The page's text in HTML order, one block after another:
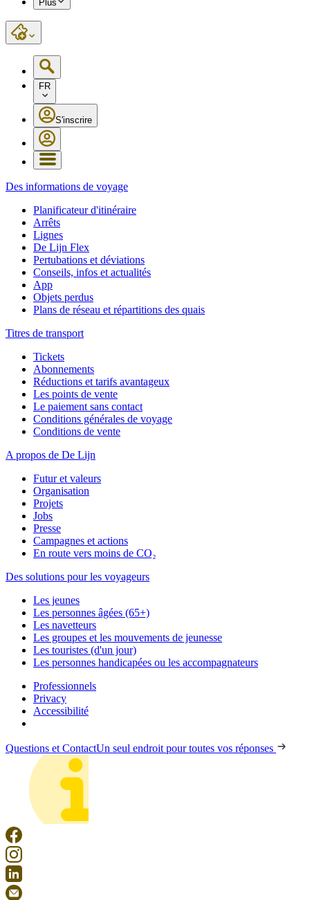
Plus
FR
S'inscrire
Des informations de voyage
Planificateur d'itinéraire
Arrêts
Lignes
De Lijn Flex
Pertubations et déviations
Conseils, infos et actualités
App
Objets perdus
Plans de réseau et répartitions des quais
Titres de transport
Tickets
Abonnements
Réductions et tarifs avantageux
Les points de vente
Le paiement sans contact
Conditions générales de voyage
Conditions de vente
A propos de De Lijn
Futur et valeurs
Organisation
Projets
Jobs
Presse
Campagnes et actions
En route vers moins de CO₂
Des solutions pour les voyageurs
Les jeunes
Les personnes âgées (65+)
Les navetteurs
Les groupes et les mouvements de jeunesse
Les touristes (d'un jour)
Les personnes handicapées ou les accompagnateurs
Professionnels
Privacy
Accessibilité
Questions et ContactUn seul endroit pour toutes vos réponses